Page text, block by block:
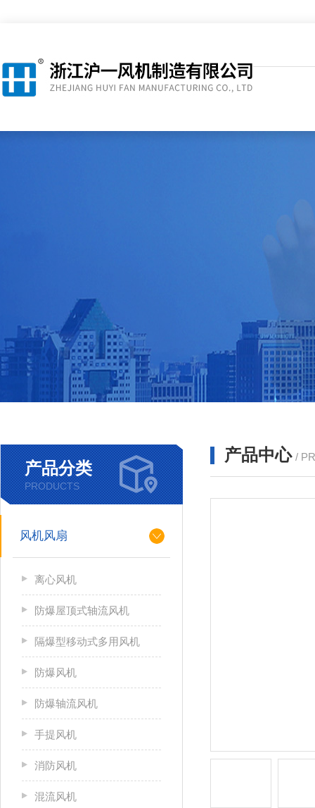
产品分类
PRODUCTS
风机风扇
离心风机
防爆屋顶式轴流风机
隔爆型移动式多用风机
防爆风机
防爆轴流风机
手提风机
消防风机
混流风机
产品中心 /